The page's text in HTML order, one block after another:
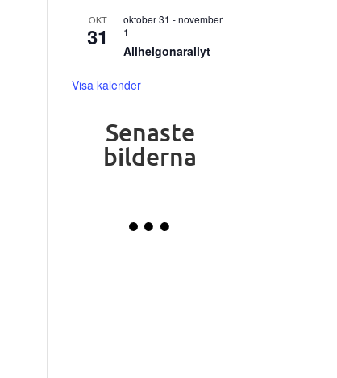
OKT
31
oktober 31 -november
1
Allhelgonarallyt
Visa kalender
Senaste
bilderna